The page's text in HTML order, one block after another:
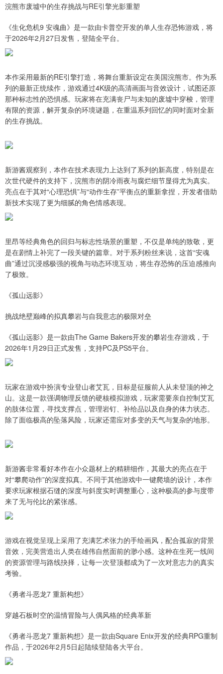
浣熊市废墟中的生存挑战与RE引擎光影重塑
《生化危机9 安魂曲》是一款由卡普空开发的单人生存恐怖游戏，将
于2026年2月27日发售，登陆全平台。
本作采用最新的RE引擎打造，将舞台重新设定在美国浣熊市。作为系
列的最新正统续作，游戏通过4K级的高清画面与音效设计，试图还原
那种标志性的恐惧感。玩家将在充满丧尸与未知的废墟中穿梭，管理
有限的资源，解开复杂的环境谜题，在重温系列回忆的同时面对全新
的生存挑战。
新游酱观察到，本作在技术表现力上达到了系列的新高度，特别是在
次世代硬件的支持下，浣熊市的阴冷雨夜与腐烂细节显得尤为真实。
亮点在于其对“心理恐惧”与“动作生存”平衡点的重新拿捏，开发者借助
新技术实现了更为细腻的角色情感表现。
里昂等经典角色的回归与标志性场景的重塑，不仅是单纯的致敬，更
是在剧情上补完了一段关键的篇章。对于系列粉丝来说，这首“安魂
曲”通过沉浸感极强的视角与动态环境互动，将生存恐怖的压迫感推向
了极致。
《孤山远影》
挑战绝壁巅峰的拟真攀岩与自我意志的极限对垒
《孤山远影》是一款由The Game Bakers开发的攀岩生存游戏，于
2026年1月29日正式发售，支持PC及PS5平台。
玩家在游戏中扮演专业登山者艾瓦，目标是征服前人从未登顶的神之
山。这是一款强调物理反馈的硬核模拟游戏，玩家需要亲自控制艾瓦
的肢体位置，寻找支撑点，管理岩钉、补给品以及自身的体力状态。
除了面临极高的坠落风险，玩家还需应对多变的天气与复杂的地形。
新游酱非常看好本作在小众题材上的精耕细作，其最大的亮点在于
对“攀爬动作”的深度拟真。不同于其他游戏中一键爬墙的设计，本作
要求玩家根据石缝的深度与斜度实时调整重心，这种极高的参与度带
来了无与伦比的紧张感。
游戏在视觉呈现上采用了充满艺术张力的手绘画风，配合孤寂的背景
音效，完美营造出人类在雄伟自然面前的渺小感。这种在生死一线间
的资源管理与路线抉择，让每一次登顶都成为了一次对意志力的真实
考验。
《勇者斗恶龙7 重新构想》
穿越石板时空的温情冒险与人偶风格的经典革新
《勇者斗恶龙7 重新构想》是一款由Square Enix开发的经典RPG重制
作品，于2026年2月5日起陆续登陆各大平台。